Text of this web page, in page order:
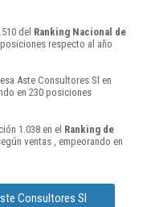
del Ranking Nacional de
respecto al año
Aste Consultores Sl en
en 230 posiciones
1.038 en el Ranking de
ventas , empeorando en
Consultores Sl